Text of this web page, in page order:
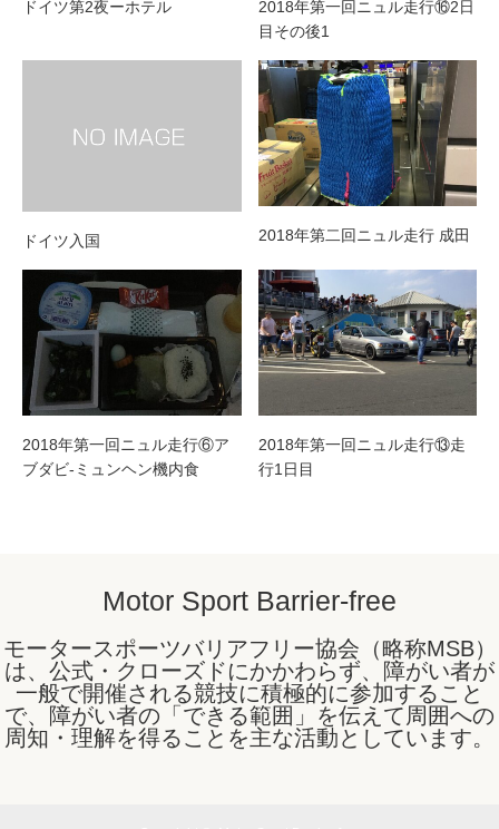
ドイツ第2夜ーホテル
2018年第一回ニュル走行⑯2日
目その後1
ドイツ入国 2018年第二回ニュル走行 成田
2018年第一回ニュル走行⑥ア
ブダビ-ミュンヘン機内食
2018年第一回ニュル走行⑬走
行1日目
Motor Sport Barrier-free
モータースポーツバリアフリー協会（略称MSB）
は、公式・クローズドにかかわらず、障がい者が
一般で開催される競技に積極的に参加すること
で、障がい者の「できる範囲」を伝えて周囲への
周知・理解を得ることを主な活動としています。